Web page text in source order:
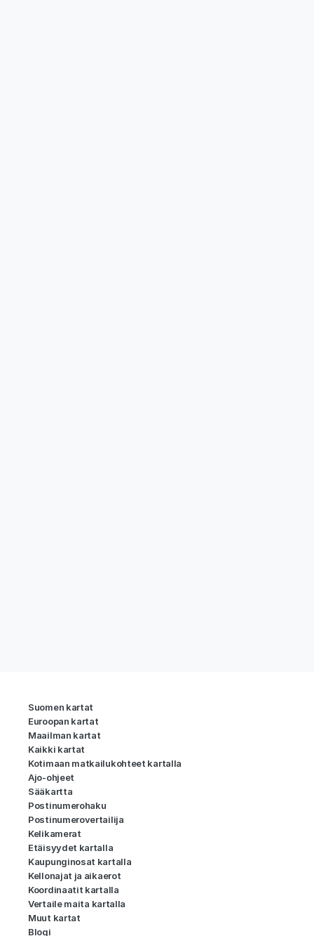
Suomen kartat
Euroopan kartat
Maailman kartat
Kaikki kartat
Kotimaan matkailukohteet kartalla
Ajo-ohjeet
Sääkartta
Postinumerohaku
Postinumerovertailija
Kelikamerat
Etäisyydet kartalla
Kaupunginosat kartalla
Kellonajat ja aikaerot
Koordinaatit kartalla
Vertaile maita kartalla
Muut kartat
Blogi